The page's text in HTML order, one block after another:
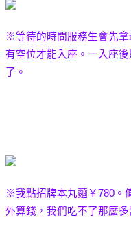
※等待的時間服務生會先拿
有空位才能入座。一入座
了。
※我點招牌本丸麵 ￥780 。
外算錢，我們吃不了那麼